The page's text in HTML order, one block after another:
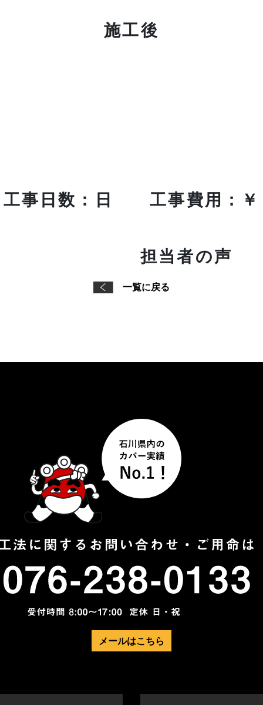
施工後
工事日数：日 工事費用：￥
担当者の声
一覧に戻る
メールはこちら